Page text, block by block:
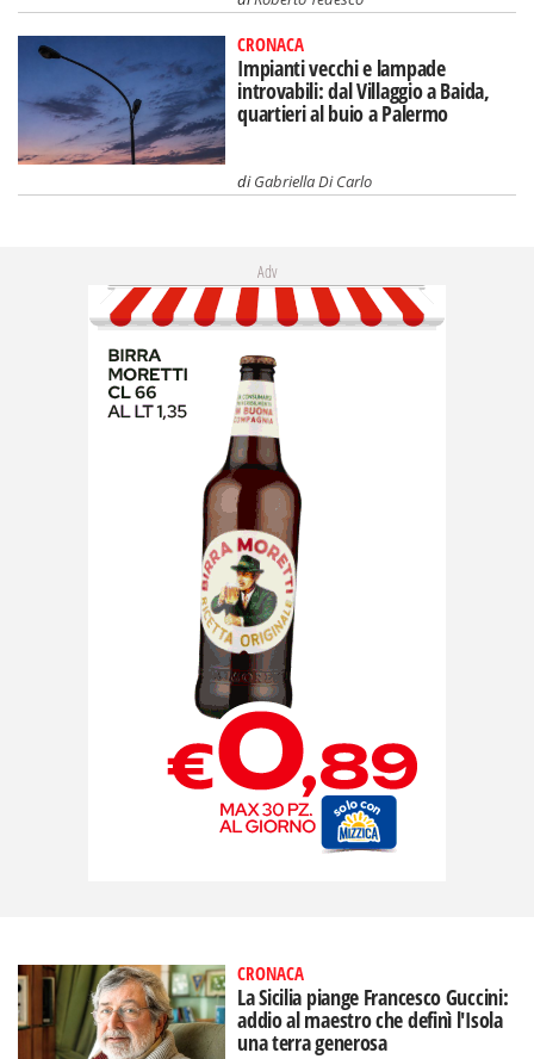
CRONACA
Impianti vecchi e lampade
introvabili: dal Villaggio a Baida,
quartieri al buio a Palermo
diGabriella Di Carlo
Adv
CRONACA
La Sicilia piange Francesco Guccini:
addio al maestro che definì l'Isola
una terra generosa